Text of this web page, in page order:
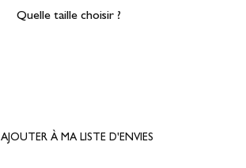
Quelle taille choisir ?
AJOUTER À MA LISTE D'ENVIES